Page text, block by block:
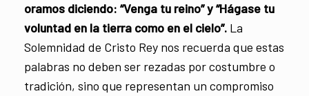
oramos diciendo: “Venga tu reino” y “Hágase tu
voluntad en la tierra como en el cielo”. La
Solemnidad de Cristo Rey nos recuerda que estas
palabras no deben ser rezadas por costumbre o
tradición, sino que representan un compromiso